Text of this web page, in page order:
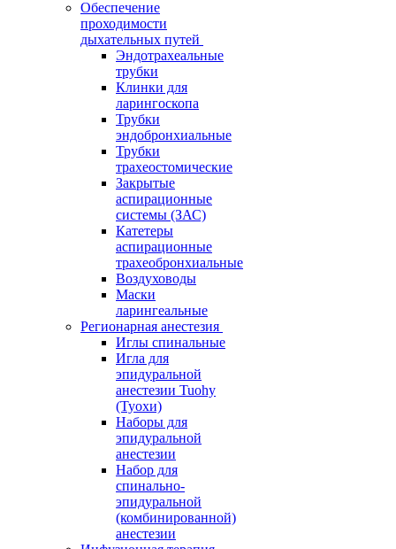
Обеспечение
проходимости
дыхательных путей
Эндотрахеальные
трубки
Клинки для
ларингоскопа
Трубки
эндобронхиальные
Трубки
трахеостомические
Закрытые
аспирационные
системы (ЗАС)
Катетеры
аспирационные
трахеобронхиальные
Воздуховоды
Маски
ларингеальные
Регионарная анестезия
Иглы спинальные
Игла для
эпидуральной
анестезии Tuohy
(Туохи)
Наборы для
эпидуральной
анестезии
Набор для
спинально-
эпидуральной
(комбинированной)
анестезии